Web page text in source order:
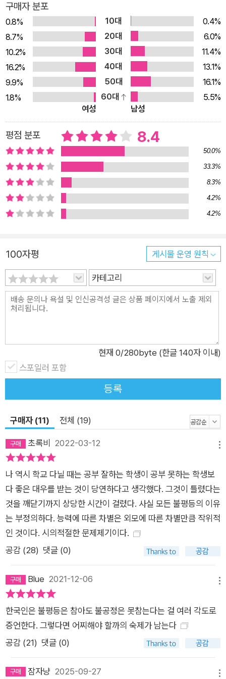
데에도 곱지 않은 시선을 보낸다. 일례로 2017년 서울교통공사
가 계약직 전원을 정규직으로 전환한다고 발표했다. 그러자 “정
규직을 위해 열심히 노력하는 구직자는 외면하고 어중이떠중이
뒷문으로 채용된 비정규직들은 정규직이 되고, 이게 적폐 청산인
지 적폐 양산인지 도대체 누가 적폐인지.”라는 글이 올라왔다. 이
글에 수많은 동의와 응원 댓글이 달렸다. 인천국제공항공사의 정
규직 전환도 마찬가지였다. 이른바 ‘인국공 사태’였다. 이후로 ‘인
국공’은 이와 유사한 사례를 상징하는 단어가 되었다. 제2, 제3의
‘인국공’ 문제는 계속 등장했고 매번 비슷한 전개로 이어졌다. 시
험 그리고 무임승차, 역차별 ‘개인의 능력 차이는 명백하다. 따라
서 불평등은 당연하다.’라는 논리, 능력주의는 무엇이 문제일까?
책은 능력주의가 오랫동안 한국인을 지배해온 이데올로기였다는
데 주목한다. 능력주의는 불평등이라는 사회구조적 모순을 온전
히 개인의 문제로 돌리며 불평등의 문제를 은폐하고 불공정의 문
제로 시선을 가둔다. 과정에서 공정하다면, 능력에 따른 불평등은
항공사 등의 ‘공사 공채시험’(공정)에 합격한(능력) 이들과 달리,
그렇지 않은(무능) 사람들이 겪게 되는 차별(불평등)은 자연스러
운 것이다. 이를 거스르면 불공정하며, ‘무임승차’이자 ‘역차별’이
다. 그렇다면 과연 ‘능력’을 ‘공정’하게 평가할 수 있을까? 책은
“현실에서 능력, 노력, 일의 사회적 가치, 경제성장에 대한 개인
ocracy’로 수렴될 가능성이 크다고 본다. 책은 이를 뒷받침하기
위해 한국에서 고시, 공시, 공채 등 여러 평가 시스템이 어떻게 작
동하는지 사회·역사적으로 비교 분석하고 논증한다. 불편한 진실,
“우리는 불평등에 찬성합니다” 한편, 유독 심한 한국의 능력주의
자’가 바라보는 세상은 온통 벌레투성이”라고 묘사한다. 월수입
균충’, 임대아파트에 살면 ‘임대충’ 식이다. 한국에서도 익히 알려
진 작가 알랭 드 보통은 “능력주의 체제에서는 가난이라는 고통
에 수치라는 모욕까지 더해진다.”라고 책은 전한다. 한국은 어쩌
다 이 지경에 이르렀을까? 1981년부터 2020년까지 40년간 세
계 사회과학자들이 참여하고, 4~5년마다 결과를 발표, 총 7차까
지 진행된 <세계가치관조사>에서 그 이유 중 하나를 유추해볼
수 있다. 이 책의 저자 박권일이 “다른 나라와 너무 차이가 커서
데이터 세트 원본을 몇 번이나 확인”한 조사 결과에 따르면, “한
국의 경우 평등에 찬성한 비율은 23.5%였고, 불평등에 찬성한
비율은 58.7%”(2010~2014년 조사, 중국의 경우 평등 52.7%/
불평등 25.8%, 독일의 경우 평등 57.7%/불평등 14.6%)였으며,
최근 7차 조사(2017~2020년)에서는 “한국인의 64.8%가 불
평등에 찬성했고, 12.4%만 평등에 찬성”했다. 저자는 이 결과에
대해 “한국인은 대체로 불평등한 분배 원리를 선호”하며 “‘노력
과 능력에 따른 차등 분배’로서, 이른바 능력주의 원칙과 사실상
동일하다.”라고 말한다. 그렇다고 한국 사람 개개인이 이기적이
구매자 분포
0.8% 10대
0.4%
8.7%
20대
6.0%
10.2%
30대
11.4%
16.2%
40대
13.1%
9.9%
50대
16.1%
1.8%
60대
5.5%
여성
남성
평점 분포 8.4
50.0%
33.3%
8.3%
4.2%
4.2%
100자평 게시물 운영 원칙
카테고리
현재 0/280byte (한글 140자 이내)
스포일러 포함
등록
구매자 (11) 전체 (19)
초록비 2022-03-12
나 역시 학교 다닐 때는 공부 잘하는 학생이 공부 못하는 학생보
다 좋은 대우를 받는 것이 당연하다고 생각했다. 그것이 틀렸다는
것을 깨닫기까지 상당한 시간이 걸렸다. 사실 모든 불평등의 이유
는 부정의하다. 능력에 따른 차별은 외모에 따른 차별만큼 작위적
인 것이다. 시의적절한 문제제기이다.
공감 (28) 댓글 (0)
Blue 2021-12-06
한국인은 불평등은 참아도 불공정은 못참는다는 걸 여러 각도로
증언한다. 그렇다면 어찌해야 할까의 숙제가 남는다
공감 (21) 댓글 (0)
잠자냥 2025-09-27